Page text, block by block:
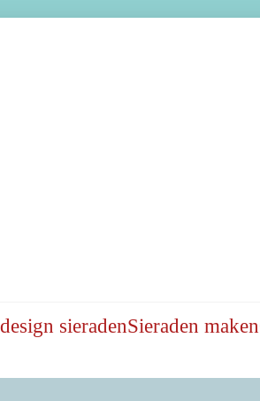
sieradenSieraden maken